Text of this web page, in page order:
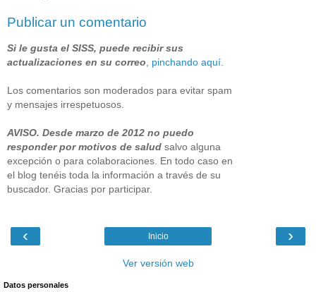
Publicar un comentario
Si le gusta el SISS, puede recibir sus
actualizaciones en su correo
pinchando aquí
Los comentarios son moderados para evitar spam
y mensajes irrespetuosos.
AVISO. Desde marzo de 2012 no puedo
responder por motivos de salud salvo alguna
excepción o para colaboraciones. En todo caso en
el blog tenéis toda la información a través de su
buscador. Gracias por participar.
‹ ›
Inicio
Ver versión web
Datos personales